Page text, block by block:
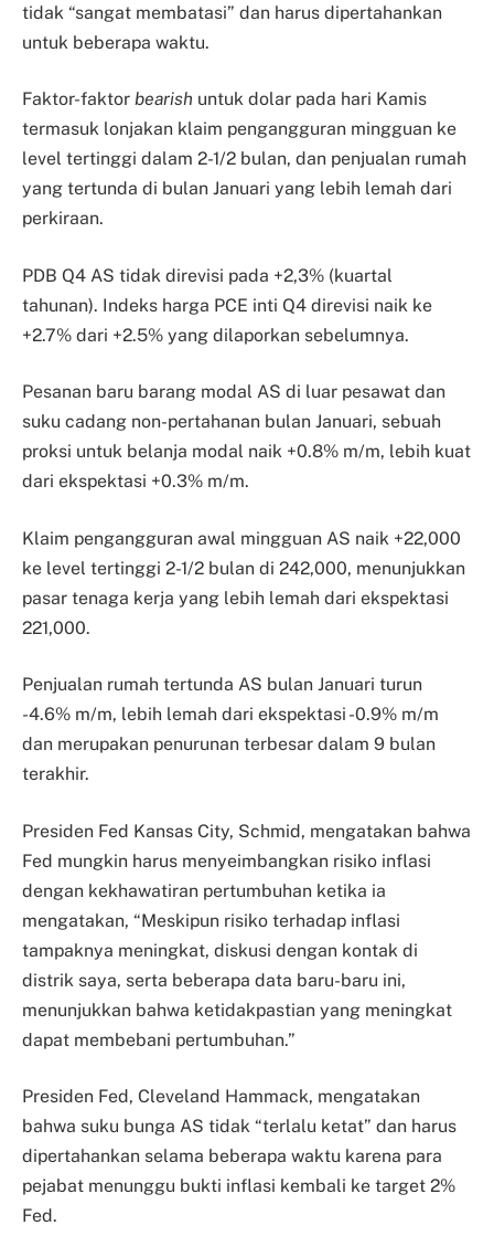
tidak “sangat membatasi” dan harus dipertahankan
untuk beberapa waktu.
Faktor-faktor bearish untuk dolar pada hari Kamis
termasuk lonjakan klaim pengangguran mingguan ke
level tertinggi dalam 2-1/2 bulan, dan penjualan rumah
yang tertunda di bulan Januari yang lebih lemah dari
perkiraan.
PDB Q4 AS tidak direvisi pada +2,3% (kuartal
tahunan). Indeks harga PCE inti Q4 direvisi naik ke
+2.7% dari +2.5% yang dilaporkan sebelumnya.
Pesanan baru barang modal AS di luar pesawat dan
suku cadang non-pertahanan bulan Januari, sebuah
proksi untuk belanja modal naik +0.8% m/m, lebih kuat
dari ekspektasi +0.3% m/m.
Klaim pengangguran awal mingguan AS naik +22,000
ke level tertinggi 2-1/2 bulan di 242,000, menunjukkan
pasar tenaga kerja yang lebih lemah dari ekspektasi
221,000.
Penjualan rumah tertunda AS bulan Januari turun
-4.6% m/m, lebih lemah dari ekspektasi -0.9% m/m
dan merupakan penurunan terbesar dalam 9 bulan
terakhir.
Presiden Fed Kansas City, Schmid, mengatakan bahwa
Fed mungkin harus menyeimbangkan risiko inflasi
dengan kekhawatiran pertumbuhan ketika ia
mengatakan, “Meskipun risiko terhadap inflasi
tampaknya meningkat, diskusi dengan kontak di
distrik saya, serta beberapa data baru-baru ini,
menunjukkan bahwa ketidakpastian yang meningkat
dapat membebani pertumbuhan.”
Presiden Fed, Cleveland Hammack, mengatakan
bahwa suku bunga AS tidak “terlalu ketat” dan harus
dipertahankan selama beberapa waktu karena para
pejabat menunggu bukti inflasi kembali ke target 2%
Fed.